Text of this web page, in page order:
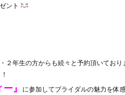
ント
２年生の方からも続々と予約頂いており
』 に参加してブライダルの魅力を体